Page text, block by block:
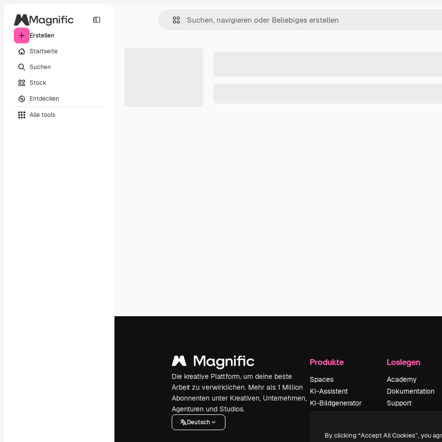
Erstellen
Startseite
Suchen
Stock
Entdecken
Alle tools
Die kreative Plattform, um deine beste
Arbeit zu verwirklichen. Mehr als 1 Million
Abonnenten unter Kreativen, Unternehmen,
Agenturen und Studios.
Deutsch
Produkte
Spaces
KI-Assistent
KI-Bildgenerator
Stimmengenerator
Loslegen
Academy
Dokumentation
Support
Originale Neu
By clicking “Accept All Cookies”, you